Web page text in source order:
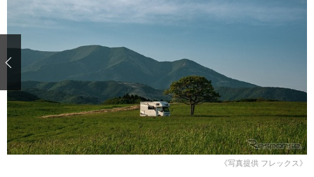
沖縄
ショップレポート
自動車豆知識 ストップ！不具合修理＆粗悪修理
鈑金・塗装
ディテイリング 洗車
ヘッドライト磨き コーティング
フィルム・ラッピング
鈑金・塗装
小キズ直し 防錆
特集記事
ストップ 不具合修理＆粗悪修理
カーメーカー「旧車」関連プロジェ
クト
ショップ紹介
《写真提供 フレックス》